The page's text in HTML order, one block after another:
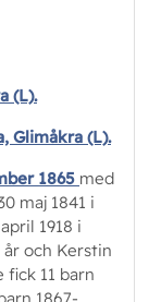
(L).
Glimåkra (L).
1865 med
maj 1841 i
1918 i
år och Kerstin
11 barn